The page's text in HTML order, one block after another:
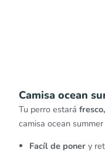
Camisa ocean
Tu perro estará
camisa ocean
Facíl de poner y